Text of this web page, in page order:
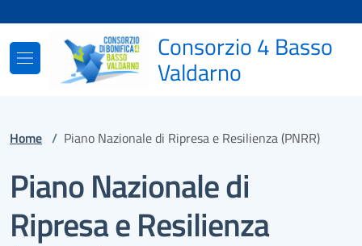
Consorzio 4 Basso
Valdarno
Home / Piano Nazionale di Ripresa e Resilienza (PNRR)
Piano Nazionale di
Ripresa e Resilienza